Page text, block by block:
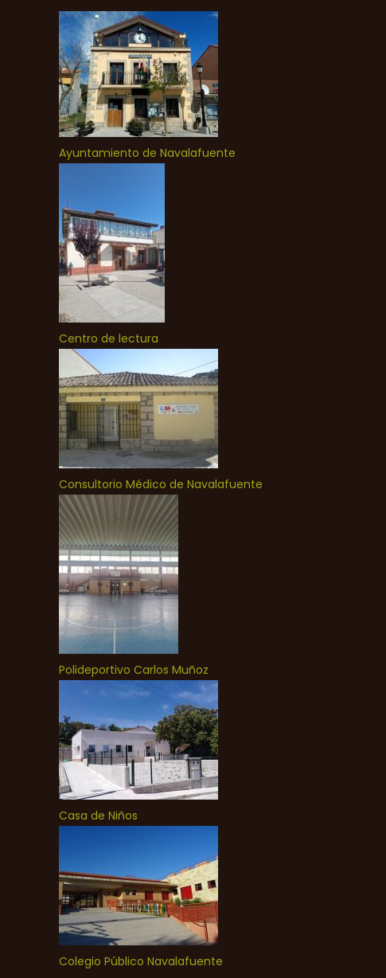
Ayuntamiento de Navalafuente
Centro de lectura
Consultorio Médico de Navalafuente
Polideportivo Carlos Muñoz
Casa de Niños
Colegio Público Navalafuente